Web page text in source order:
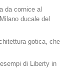
da cornice al
ducale del
gotica, che
di Liberty in